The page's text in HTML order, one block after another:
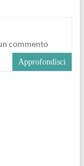
commento
Approfondisci